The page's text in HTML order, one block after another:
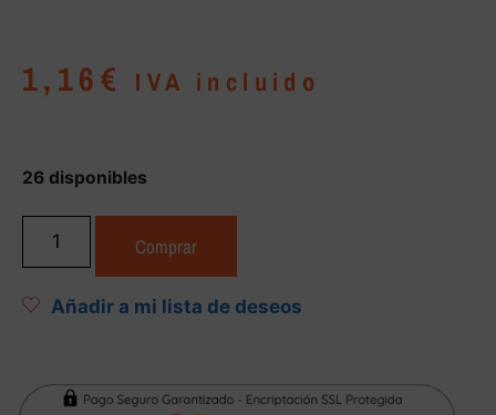
1,16€ IVA incluido
26 disponibles
Comprar
Añadir a mi lista de deseos